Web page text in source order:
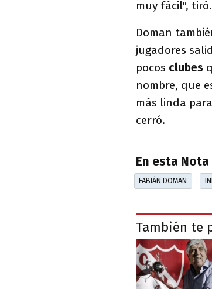
muy fácil", tiró.
Doman
jugadores
pocos clubes
nombre, que
más linda
cerró.
En esta Nota
FABIÁN DOMAN
También te